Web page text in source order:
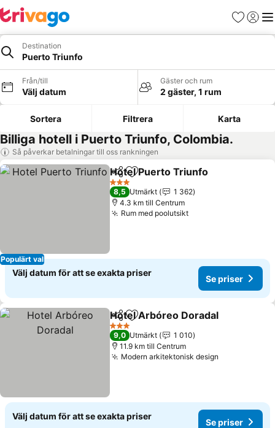
Favoriter
Logga
Destination
Puerto Triunfo
Från/till
Välj datum
Gäster och rum
2 gäster, 1 rum
Sortera Filtrera Karta
Billiga hotell i Puerto Triunfo, Colombia.
Så påverkar betalningar till oss rankningen
Populärt val
Dela Lägg till i Mina Favoriter
Hotel Puerto Triunfo
3 Stjärnor
8,5 Utmärkt
1 362
4.3 km till Centrum
Rum med poolutsiktSe priser
Välj datum för att se exakta priser
Se priser
Dela Lägg till i Mina Favoriter
Hotel Arbóreo Doradal
3 Stjärnor
9,0 Utmärkt
1 010
11.9 km till Centrum
Modern arkitektonisk design
Välj datum för att se exakta priser
Se priser